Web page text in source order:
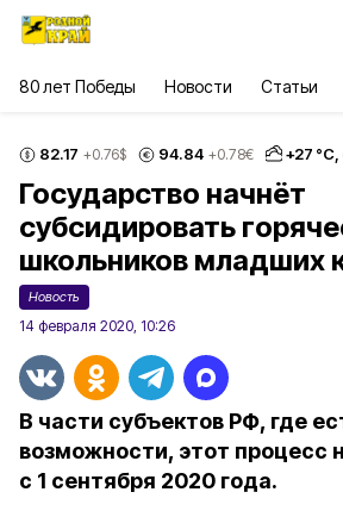
80 лет Победы Новости Статьи
82.17 +0.76$ 94.84 +0.78€ +27 °С,
Государство начнёт
субсидировать
школьников младших
Новость
14 февраля 2020, 10:26
В части субъектов РФ, где
возможности, этот процесс
с 1 сентября 2020 года.